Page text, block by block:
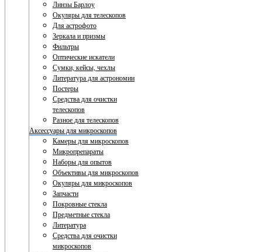
Линзы Барлоу
Окуляры для телескопов
Для астрофото
Зеркала и призмы
Фильтры
Оптические искатели
Сумки, кейсы, чехлы
Литература для астрономии
Постеры
Средства для очистки
телескопов
Разное для телескопов
Аксессуары для микроскопов
Камеры для микроскопов
Микропрепараты
Наборы для опытов
Объективы для микроскопов
Окуляры для микроскопов
Запчасти
Покровные стекла
Предметные стекла
Литература
Средства для очистки
микроскопов